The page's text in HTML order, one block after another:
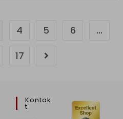
4 5 6
…
17
Kontak
T